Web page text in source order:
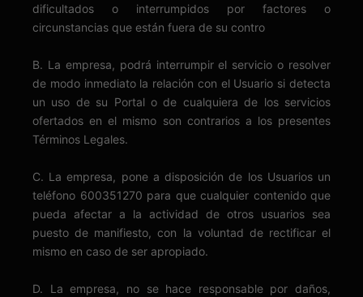
dificultados o interrumpidos por factores o
circunstancias que están fuera de su contro
B. La empresa, podrá interrumpir el servicio o resolver
de modo inmediato la relación con el Usuario si detecta
un uso de su Portal o de cualquiera de los servicios
ofertados en el mismo son contrarios a los presentes
Términos Legales.
C. La empresa, pone a disposición de los Usuarios un
teléfono 600351270 para que cualquier contenido que
pueda afectar a la actividad de otros usuarios sea
puesto de manifiesto, con la voluntad de rectificar el
mismo en caso de ser apropiado.
D. La empresa, no se hace responsable por daños,